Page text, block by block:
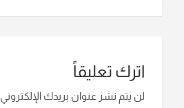
اترك تعليقاً
لن يتم نشر عنوان بريدك الإلكتروني.